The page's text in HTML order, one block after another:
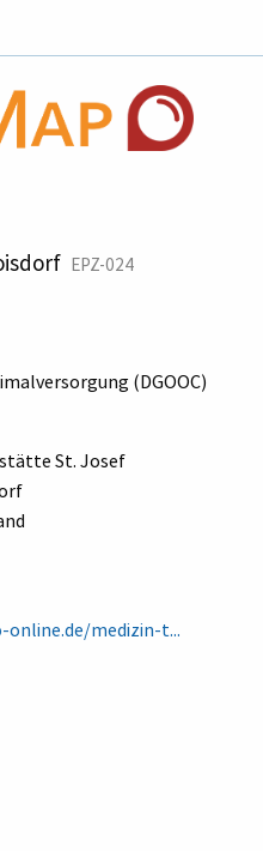
EPZ-024
(DGOOC)
St. Josef
medizin-t...